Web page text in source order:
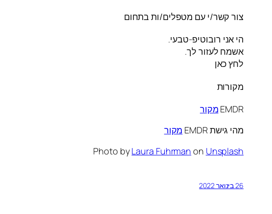
צור קשר/י עם מטפלים/ות בתחום
הי אני רובוטיפ-טבעי.
אשמח לעזור לך.
לחץ כאן
מקורות
EMDR מקור
מהי גישת EMDR
מקור
Photo byLaura Fuhrman on Unsplash
26 בינואר 2022